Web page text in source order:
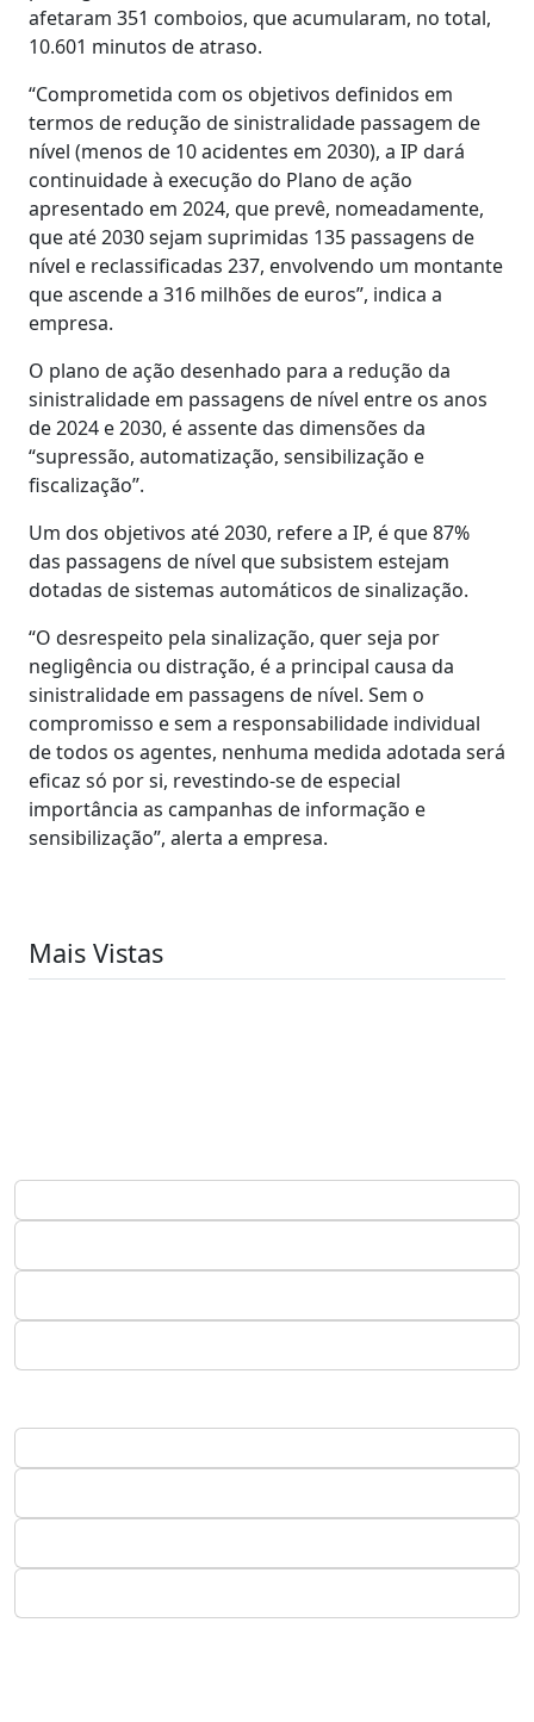
afetaram 351 comboios, que acumularam, no total,
10.601 minutos de atraso.
“Comprometida com os objetivos definidos em
termos de redução de sinistralidade passagem de
nível (menos de 10 acidentes em 2030), a IP dará
continuidade à execução do Plano de ação
apresentado em 2024, que prevê, nomeadamente,
que até 2030 sejam suprimidas 135 passagens de
nível e reclassificadas 237, envolvendo um montante
que ascende a 316 milhões de euros”, indica a
empresa.
O plano de ação desenhado para a redução da
sinistralidade em passagens de nível entre os anos
de 2024 e 2030, é assente das dimensões da
“supressão, automatização, sensibilização e
fiscalização”.
Um dos objetivos até 2030, refere a IP, é que 87%
das passagens de nível que subsistem estejam
dotadas de sistemas automáticos de sinalização.
“O desrespeito pela sinalização, quer seja por
negligência ou distração, é a principal causa da
sinistralidade em passagens de nível. Sem o
compromisso e sem a responsabilidade individual
de todos os agentes, nenhuma medida adotada será
eficaz só por si, revestindo-se de especial
importância as campanhas de informação e
sensibilização”, alerta a empresa.
Mais Vistas